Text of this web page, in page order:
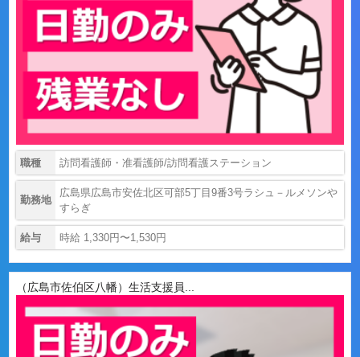
職種 訪問看護師・准看護師/訪問看護ステーション
勤務地
広島県広島市安佐北区可部5丁目9番3号ラシュ－ルメソンや
すらぎ
給与 時給 1,330円〜1,530円
（広島市佐伯区八幡）生活支援員...